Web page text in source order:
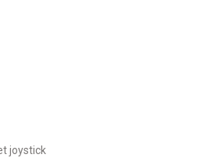
joystick